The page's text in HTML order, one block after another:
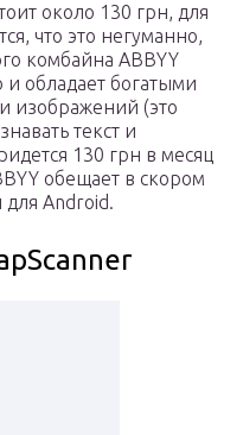
около 130 грн, для
что это негуманно,
комбайна ABBYY
и обладает богатыми
изображений (это
текст и
130 грн в месяц
обещает в скором
Android.